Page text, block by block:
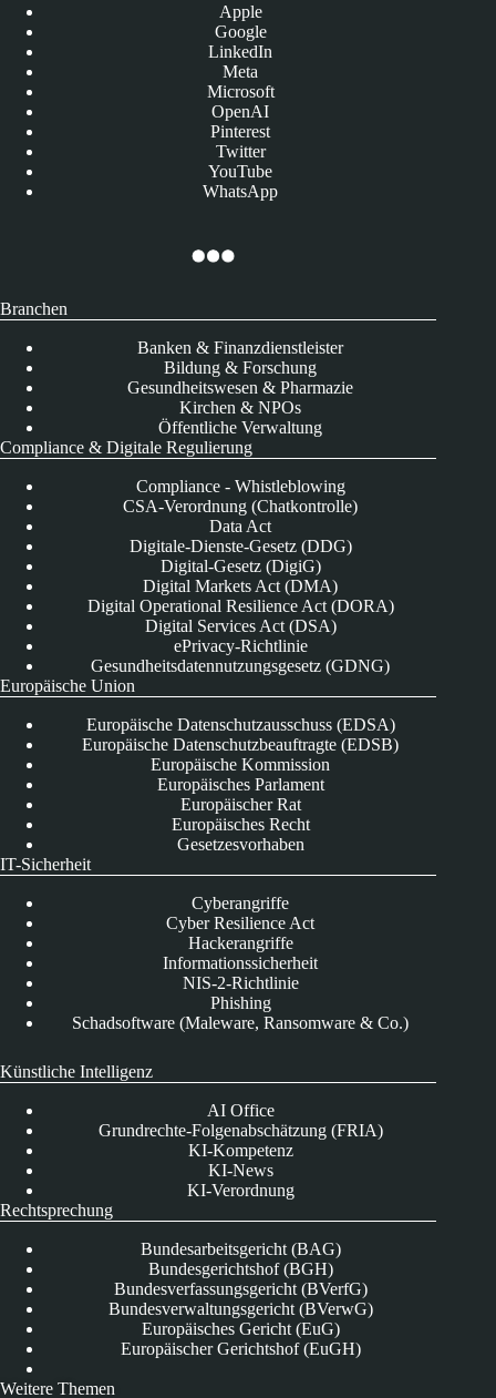
Apple
Google
LinkedIn
Meta
Microsoft
OpenAI
Pinterest
Twitter
YouTube
WhatsApp
Branchen
Banken & Finanzdienstleister
Bildung & Forschung
Gesundheitswesen & Pharmazie
Kirchen & NPOs
Öffentliche Verwaltung
Compliance & Digitale Regulierung
Compliance - Whistleblowing
CSA-Verordnung (Chatkontrolle)
Data Act
Digitale-Dienste-Gesetz (DDG)
Digital-Gesetz (DigiG)
Digital Markets Act (DMA)
Digital Operational Resilience Act (DORA)
Digital Services Act (DSA)
ePrivacy-Richtlinie
Gesundheitsdatennutzungsgesetz (GDNG)
Europäische Union
Europäische Datenschutzausschuss (EDSA)
Europäische Datenschutzbeauftragte (EDSB)
Europäische Kommission
Europäisches Parlament
Europäischer Rat
Europäisches Recht
Gesetzesvorhaben
IT-Sicherheit
Cyberangriffe
Cyber Resilience Act
Hackerangriffe
Informationssicherheit
NIS-2-Richtlinie
Phishing
Schadsoftware (Maleware, Ransomware & Co.)
Künstliche Intelligenz
AI Office
Grundrechte-Folgenabschätzung (FRIA)
KI-Kompetenz
KI-News
KI-Verordnung
Rechtsprechung
Bundesarbeitsgericht (BAG)
Bundesgerichtshof (BGH)
Bundesverfassungsgericht (BVerfG)
Bundesverwaltungsgericht (BVerwG)
Europäisches Gericht (EuG)
Europäischer Gerichtshof (EuGH)
Weitere Themen